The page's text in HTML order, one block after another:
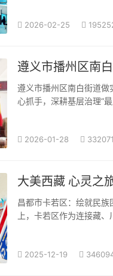
2026-02-25
遵义市播州区南
遵义市播州区南白街道
心抓手，深耕基层治理“
2026-01-28
大美西藏 心灵之
昌都市卡若区：绘就民
上，卡若区作为连接藏、
2025-12-19